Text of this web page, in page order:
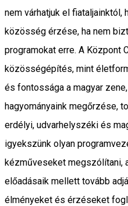
nem várhatjuk el fiataljainktól,
közösség érzése, ha nem
programokat erre. A Központ
közösségépítés, mint
és fontossága a magyar
hagyományaink megőrzése,
erdélyi, udvarhelyszéki és
igyekszünk olyan
kézműveseket megszólítani,
előadásaik mellett tovább
élményeket és érzéseket